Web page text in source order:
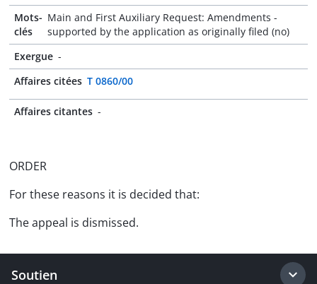
Mots-
clés
Main and First Auxiliary Request: Amendments -
supported by the application as originally filed (no)
Exergue -
Affaires citées T 0860/00
Affaires citantes -
ORDER
For these reasons it is decided that:
The appeal is dismissed.
Soutien